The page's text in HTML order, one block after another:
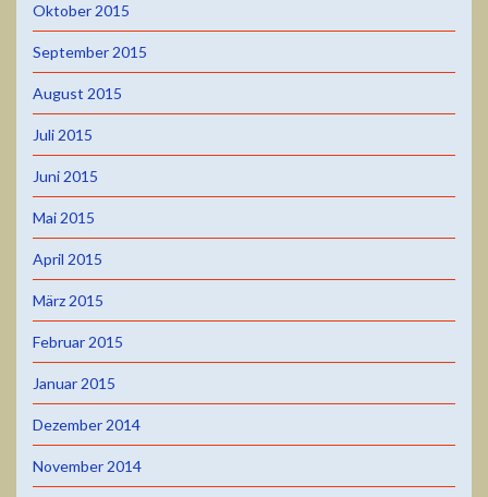
Oktober 2015
September 2015
August 2015
Juli 2015
Juni 2015
Mai 2015
April 2015
März 2015
Februar 2015
Januar 2015
Dezember 2014
November 2014